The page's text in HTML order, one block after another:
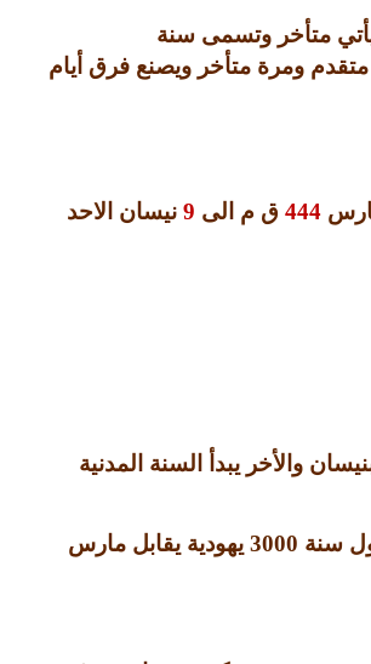
متأخر وتسمى سنة
ومرة متأخر ويصنع فرق أيام
444 ق م الى 9 نيسان الاحد
والأخر يبدأ السنة المدنية
سنة 3000 يهودية يقابل مارس